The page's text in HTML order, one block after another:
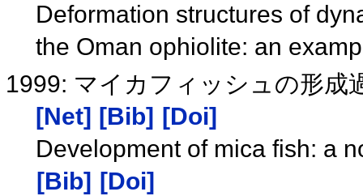
Deformation structures of
the Oman ophiolite: an
1999: マイカフィッシュの形成
[Net] [Bib]
[Doi]
Development of mica fish: a
[Bib]
[Doi]